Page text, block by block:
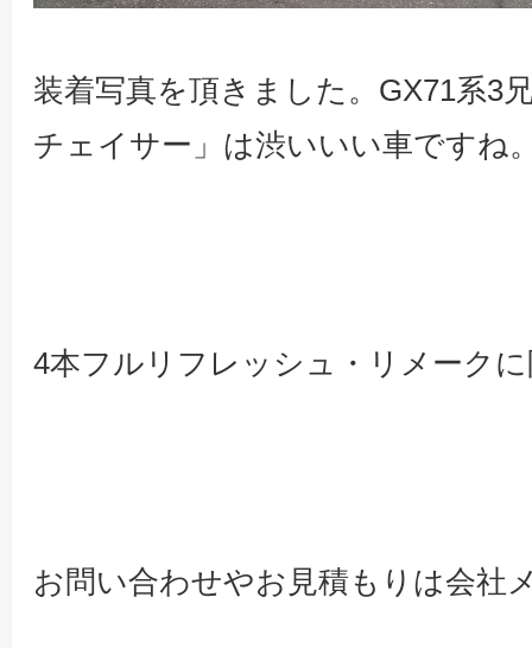
装着写真を頂きました。GX71系3
チェイサー」は渋いいい車ですね
4本フルリフレッシュ・リメーク
お問い合わせやお見積もりは会社